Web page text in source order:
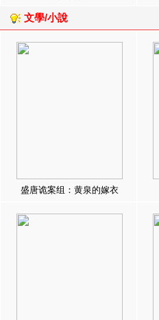
文學/小說
盛唐诡案组：黄泉的嫁衣